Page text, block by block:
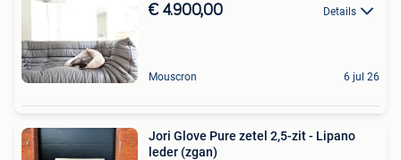
€ 4.900,00 Details
Mouscron 6 jul 26
Jori Glove Pure zetel 2,5-zit - Lipano
leder (zgan)